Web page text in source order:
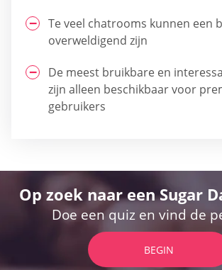
Te veel chatrooms kunnen een
overweldigend zijn
De meest bruikbare en
zijn alleen beschikbaar voor
gebruikers
Op zoek naar een Sugar
Doe een quiz en vind de
BEGIN